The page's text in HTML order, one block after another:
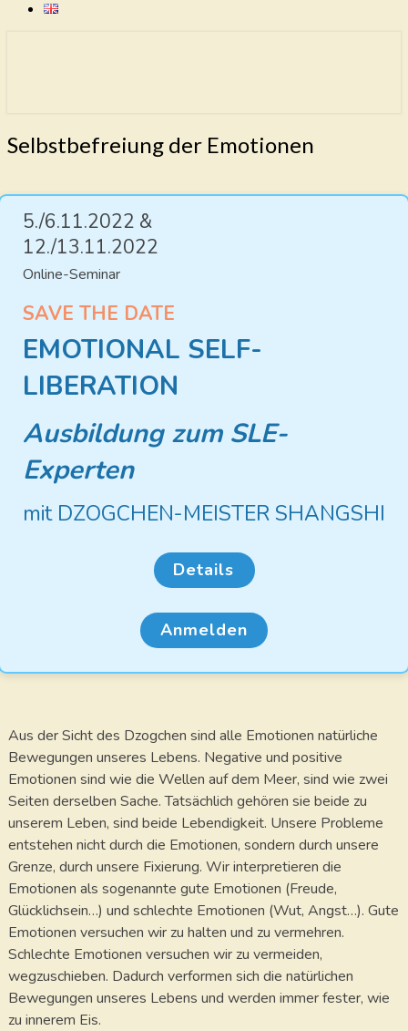
Selbstbefreiung
der
Selbstbefreiung der Emotionen
5./6.11.2022 &
12./13.11.2022
Online-Seminar
SAVE THE DATE
EMOTIONAL SELF-
LIBERATION
Ausbildung zum SLE-
Experten
mit DZOGCHEN-MEISTER SHANGSHI
Details
Anmelden
Aus der Sicht des Dzogchen sind alle Emotionen natürliche
Bewegungen unseres Lebens. Negative und positive
Emotionen sind wie die Wellen auf dem Meer, sind wie zwei
Seiten derselben Sache. Tatsächlich gehören sie beide zu
unserem Leben, sind beide Lebendigkeit. Unsere Probleme
entstehen nicht durch die Emotionen, sondern durch unsere
Grenze, durch unsere Fixierung. Wir interpretieren die
Emotionen als sogenannte gute Emotionen (Freude,
Glücklichsein…) und schlechte Emotionen (Wut, Angst…). Gute
Emotionen versuchen wir zu halten und zu vermehren.
Schlechte Emotionen versuchen wir zu vermeiden,
wegzuschieben. Dadurch verformen sich die natürlichen
Bewegungen unseres Lebens und werden immer fester, wie
zu innerem Eis.